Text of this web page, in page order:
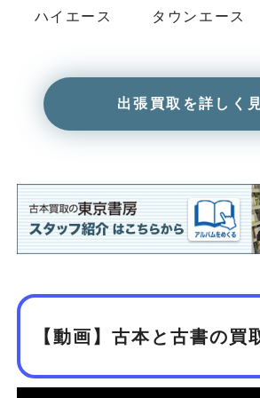
ハイエース タウンエース
出張買取を詳しく
【動画】古本と古書の買